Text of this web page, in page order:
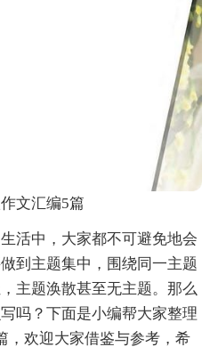
文汇编5篇
活中，大家都不可避免地会
到主题集中，围绕同一主题
主题涣散甚至无主题。那么
吗？下面是小编帮大家整理
，欢迎大家借鉴与参考，希